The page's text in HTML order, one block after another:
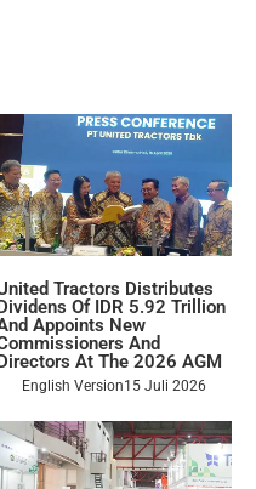
Tractors Distributes
Of IDR 5.92 Trillion
Appoints New
And
At The 2026 AGM
English Version15 Juli 2026